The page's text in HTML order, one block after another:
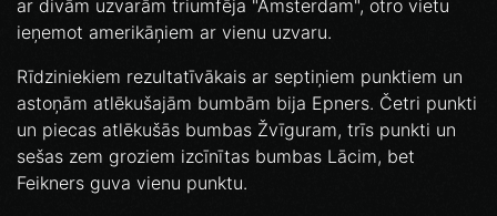
ar divām uzvarām triumfēja "Amsterdam", otro vietu
ieņemot amerikāņiem ar vienu uzvaru.
Rīdziniekiem rezultatīvākais ar septiņiem punktiem un
astoņām atlēkušajām bumbām bija Epners. Četri punkti
un piecas atlēkušās bumbas Žvīguram, trīs punkti un
sešas zem groziem izcīnītas bumbas Lācim, bet
Feikners guva vienu punktu.